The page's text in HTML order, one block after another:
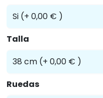
Talla
Ruedas